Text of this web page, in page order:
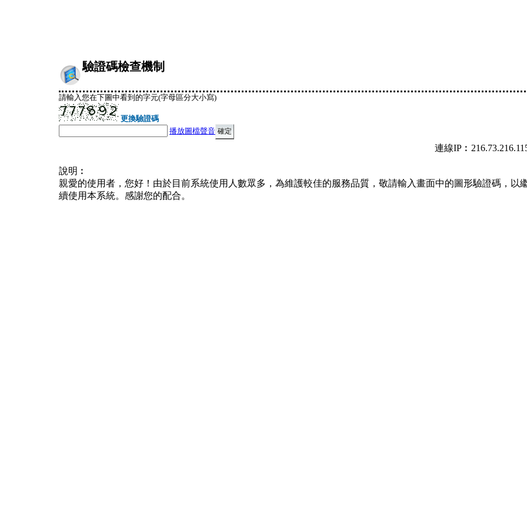
驗證碼檢查機制
請輸入您在下圖中看到的字元(字母區分大小寫)
更換驗證碼
播放圖檔聲音
連線
說明︰
親愛的使用者，您好！由於目前系統使用人數眾多，為維護較佳的服務品質，敬請輸入畫面中的圖形驗證碼，以
續使用本系統。感謝您的配合。